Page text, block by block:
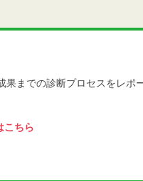
までの診断プロセスをレポ
こちら